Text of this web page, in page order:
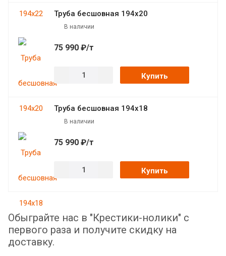
Труба бесшовная 194х20
В наличии
75 990 ₽/т
Купить
Труба бесшовная 194х18
В наличии
75 990 ₽/т
Купить
Обыграйте нас в "Крестики-нолики" с
первого раза и получите скидку на
доставку.